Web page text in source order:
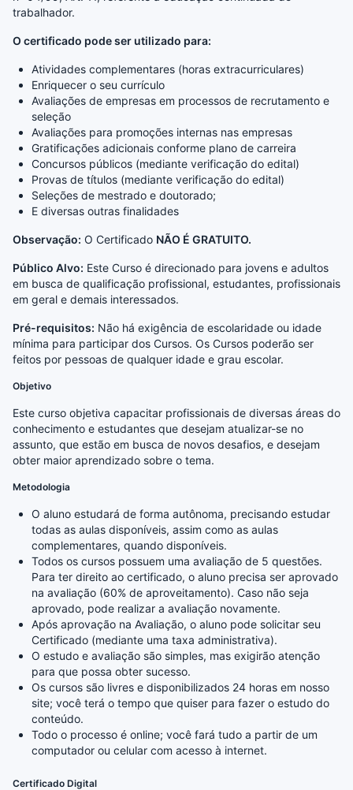
trabalhador.
O certificado pode ser utilizado para:
Atividades complementares (horas extracurriculares)
Enriquecer o seu currículo
Avaliações de empresas em processos de recrutamento e
seleção
Avaliações para promoções internas nas empresas
Gratificações adicionais conforme plano de carreira
Concursos públicos (mediante verificação do edital)
Provas de títulos (mediante verificação do edital)
Seleções de mestrado e doutorado;
E diversas outras finalidades
Observação: O Certificado NÃO É GRATUITO.
Público Alvo: Este Curso é direcionado para jovens e adultos
em busca de qualificação profissional, estudantes, profissionais
em geral e demais interessados.
Pré-requisitos: Não há exigência de escolaridade ou idade
mínima para participar dos Cursos. Os Cursos poderão ser
feitos por pessoas de qualquer idade e grau escolar.
Objetivo
Este curso objetiva capacitar profissionais de diversas áreas do
conhecimento e estudantes que desejam atualizar-se no
assunto, que estão em busca de novos desafios, e desejam
obter maior aprendizado sobre o tema.
Metodologia
O aluno estudará de forma autônoma, precisando estudar
todas as aulas disponíveis, assim como as aulas
complementares, quando disponíveis.
Todos os cursos possuem uma avaliação de 5 questões.
Para ter direito ao certificado, o aluno precisa ser aprovado
na avaliação (60% de aproveitamento). Caso não seja
aprovado, pode realizar a avaliação novamente.
Após aprovação na Avaliação, o aluno pode solicitar seu
Certificado (mediante uma taxa administrativa).
O estudo e avaliação são simples, mas exigirão atenção
para que possa obter sucesso.
Os cursos são livres e disponibilizados 24 horas em nosso
site; você terá o tempo que quiser para fazer o estudo do
conteúdo.
Todo o processo é online; você fará tudo a partir de um
computador ou celular com acesso à internet.
Certificado Digital